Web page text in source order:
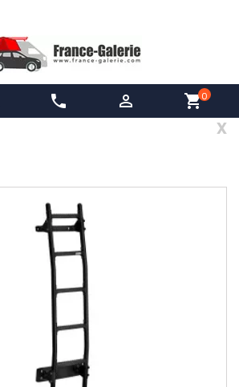
phone  shopping_cart0
x